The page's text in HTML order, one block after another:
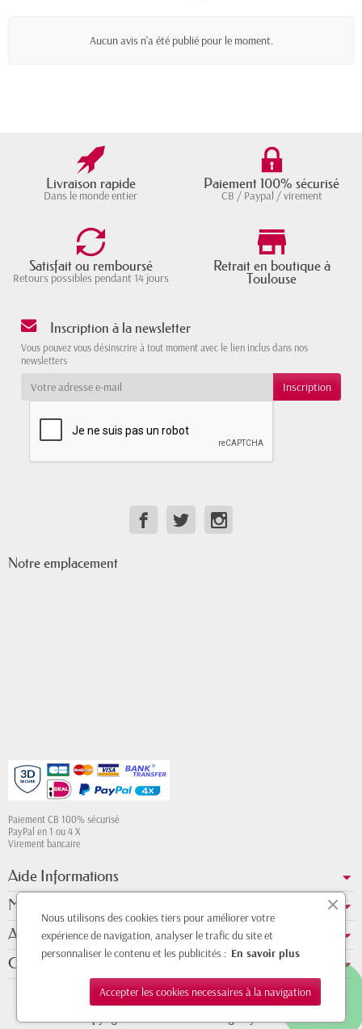
Aucun avis n'a été publié pour le moment.
Livraison rapide
Dans le monde entier
Paiement 100% sécurisé
CB / Paypal / virement
Satisfait ou remboursé
Retours possibles pendant 14 jours
Retrait en boutique à
Toulouse
Inscription à la newsletter
Vous pouvez vous désinscrire à tout moment avec le lien inclus dans nos
newsletters
Notre emplacement
Paiement CB 100% sécurisé
PayPal en 1 ou 4 X
Virement bancaire
Aide Informations
Mon compte
A propos de nous
Contact Whatsapp
Copyright © 2011 - 2026 - Design byDMK
Nous utilisons des cookies tiers pour améliorer votre
expérience de navigation, analyser le trafic du site et
personnaliser le contenu et les publicités : En savoir plus
Accepter les cookies necessaires à la navigation